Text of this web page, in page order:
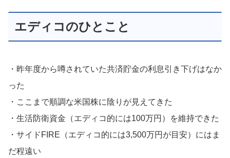
エディコのひとこと
・昨年度から噂されていた共済貯金の利息引き下げはなか
った
・ここまで順調な米国株に陰りが見えてきた
・生活防衛資金（エディコ的には100万円）を維持できた
・サイドFIRE（エディコ的には3,500万円が目安）にはま
だ程遠い